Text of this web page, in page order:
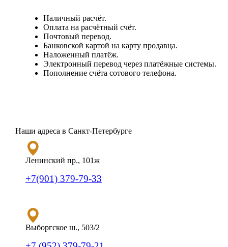
Наличный расчёт.
Оплата на расчётный счёт.
Почтовый перевод.
Банковской картой на карту продавца.
Наложенный платёж.
Электронный перевод через платёжные системы.
Пополнение счёта сотового телефона.
Наши адреса в Санкт-Петербурге
Ленинский пр., 101ж
+7(901) 379-79-33
Выборгское ш., 503/2